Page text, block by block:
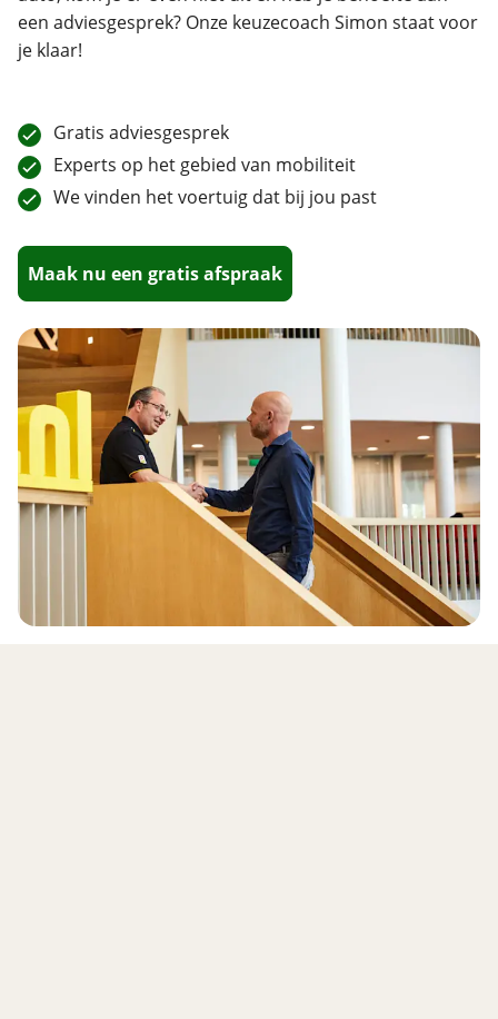
een adviesgesprek? Onze keuzecoach Simon staat voor
je klaar!
Gratis adviesgesprek
Experts op het gebied van mobiliteit
We vinden het voertuig dat bij jou past
Maak nu een gratis afspraak